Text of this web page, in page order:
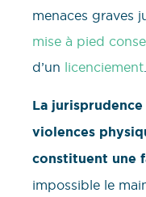
menaces graves
mise à pied
d’un licenciement.
La
violences
constituent une
impossible le